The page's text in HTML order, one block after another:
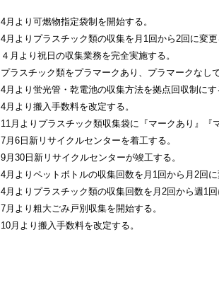
4月より可燃物指定袋制を開始する。
4月よりプラスチック類の収集を月1回から2回に変
４月より祝日の収集業務を完全実施する。
プラスチック類をプラマークあり、プラマークなし
4月より蛍光管・乾電池の収集方法を拠点回収制にす
4月より搬入手数料を改定する。
11月よりプラスチック類収集袋に『マークあり』『
7月6日新リサイクルセンターを着工する。
9月30日新リサイクルセンターが竣工する。
4月よりペットボトルの収集回数を月1回から月2回
4月よりプラスチック類の収集回数を月2回から週1
7月より粗大ごみ戸別収集を開始する。
10月より搬入手数料を改定する。